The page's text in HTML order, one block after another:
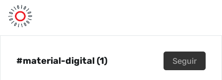
#material-digital (1) Seguir